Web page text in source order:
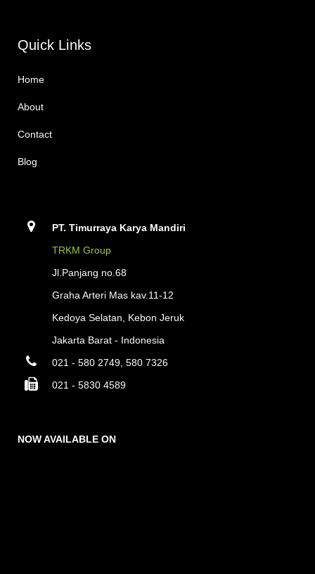
Quick Links
Home
About
Contact
Blog
PT. Timurraya Karya Mandiri
TRKM Group
Jl.Panjang no.68
Graha Arteri Mas kav.11-12
Kedoya Selatan, Kebon Jeruk
Jakarta Barat - Indonesia
021 - 580 2749, 580 7326
021 - 5830 4589
NOW AVAILABLE ON